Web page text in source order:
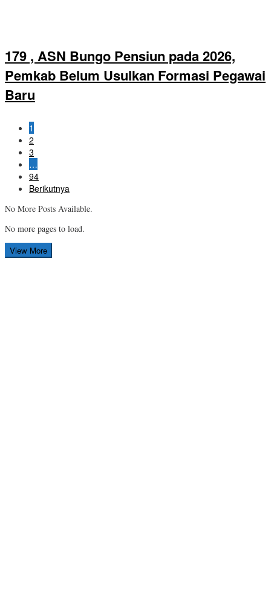
179 , ASN Bungo Pensiun pada 2026,
Pemkab Belum Usulkan Formasi Pegawai
Baru
1
2
3
…
94
Berikutnya
No More Posts Available.
No more pages to load.
View More